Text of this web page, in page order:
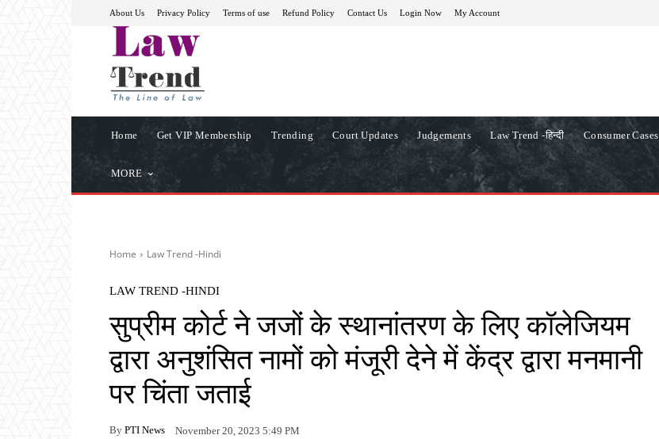
About Us Privacy Policy Terms of use Refund Policy Contact Us Login Now My Account
Home Get VIP Membership Trending Court Updates Judgements Law Trend -हिन्दी Consumer Cases
MORE
Home Law Trend -Hindi
LAW TREND -HINDI
सुप्रीम कोर्ट ने जजों के स्थानांतरण के लिए कॉलेजियम
द्वारा अनुशंसित नामों को मंजूरी देने में केंद्र द्वारा मनमानी
पर चिंता जताई
By PTI News November 20, 2023 5:49 PM